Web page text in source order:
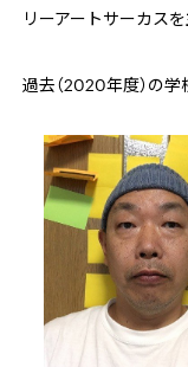
リーアートサーカス
過去（2020年度）の